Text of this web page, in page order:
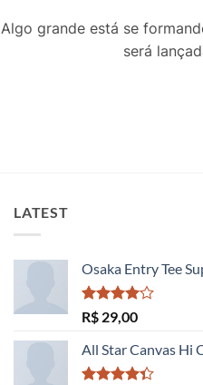
Algo grande está se
será
LATEST
Osaka Entry Tee
Avaliação
4.00
de
5
R$ 29,00
All Star Canvas Hi